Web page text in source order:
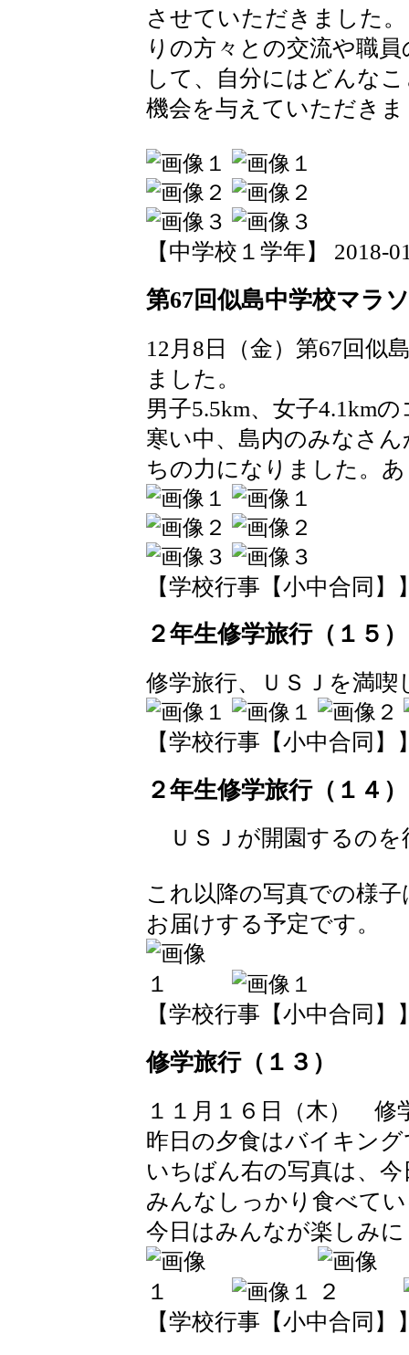
させていただきました
りの方々との交流や職
して、自分にはどんな
機会を与えていただき
【中学校１学年】 2018-
第67回似島中学校マラ
12月8日（金）第67回似
ました。
男子5.5km、女子4.1km
寒い中、島内のみなさ
ちの力になりました。
【学校行事【小中合同】
２年生修学旅行（１５）
修学旅行、ＵＳＪを満
【学校行事【小中合同】
２年生修学旅行（１４）
ＵＳＪが開園するのを
これ以降の写真での様
お届けする予定です。
【学校行事【小中合同】
修学旅行（１３）
１１月１６日（木） 修
昨日の夕食はバイキン
いちばん右の写真は、
みんなしっかり食べて
今日はみんなが楽しみ
【学校行事【小中合同】